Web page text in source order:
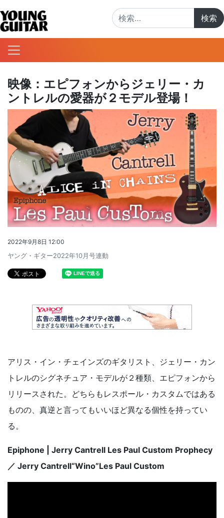
映像：エピフォンからジェリー・カ
ントレルの愛器が２モデル登場！
2022年9月8日 12:00
ヤング・ギター2022年10月号連動
アリス・イン・チェインズのギタリスト、ジェリー・カン
トレルのシグネチュア・モデルが２種類、エピフォンから
リリースされた。どちらもレスポール・カスタムではある
ものの、真逆と言ってもいいほど異なる個性を持ってい
る。
Epiphone | Jerry Cantrell Les Paul Custom Prophecy
／ Jerry Cantrell“Wino”Les Paul Custom